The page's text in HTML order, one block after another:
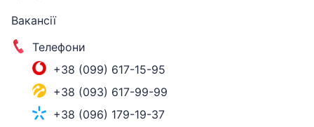
Вакансії
Телефони
+38 (099) 617-15-95
+38 (093) 617-99-99
+38 (096) 179-19-37